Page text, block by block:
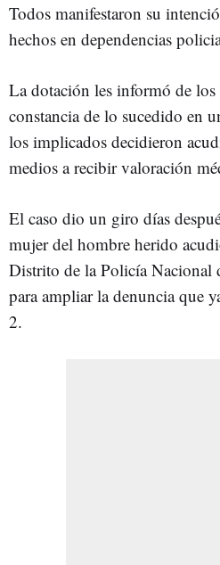
Todos manifestaron su
hechos en dependencias
La dotación les informó de los
constancia de lo sucedido en
los implicados decidieron
medios a recibir valoración
El caso dio un giro días
mujer del hombre herido
Distrito de la Policía Nacional
para ampliar la denuncia que
2.